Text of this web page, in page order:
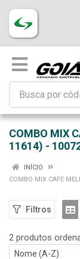
COMBO MIX
11614) -
INÍCIO
COMBO MIX CAFE
Filtros
2 produtos